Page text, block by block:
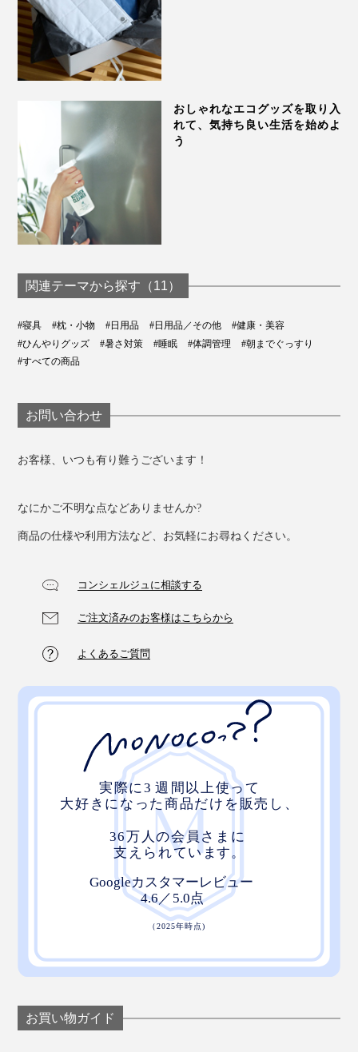
ず。これからは、『シリコンウォーターピロー』で、夏
も、冬も、“冷やしアタマ”の習慣を。
「お子さんが熱を出した時、このピローを1個買って、
想像以上の気持ちよさに、ご家族も2個3個と買うケース
仕事の休憩や昼寝（パワーナップ）にもぴったりなの
で、家族への贈り物や、夏のギフトにもどうぞ。
おしゃれなエコグッズを取り入
れて、気持ち良い生活を始めよ
う
関連テーマから探す（11）
#寝具 #枕・小物 #日用品 #日用品／その他
#健康・美容
#ひんやりグッズ
#暑さ対策 #睡眠 #体調管理
#朝までぐっすり
#すべての商品
お問い合わせ
お客様、いつも有り難うございます！
なにかご不明な点などありませんか?
商品の仕様や利用方法など、お気軽にお尋ねください。
コンシェルジュに相談する
ご注文済みのお客様はこちらから
よくあるご質問
お買い物ガイド